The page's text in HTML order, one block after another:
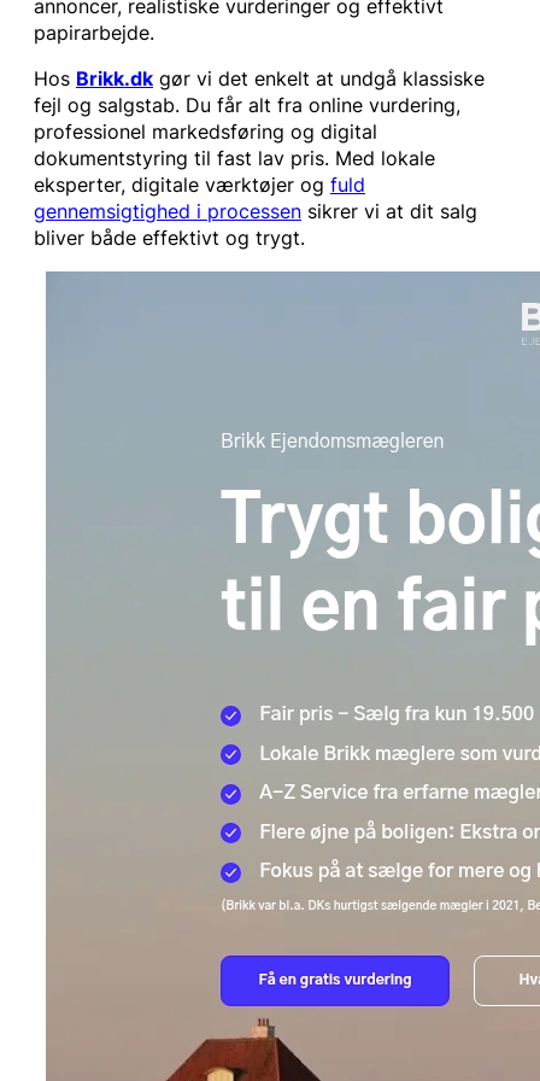
annoncer, realistiske vurderinger og effektivt
papirarbejde.
Hos Brikk.dk gør vi det enkelt at undgå klassiske
fejl og salgstab. Du får alt fra online vurdering,
professionel markedsføring og digital
dokumentstyring til fast lav pris. Med lokale
eksperter, digitale værktøjer og fuld
gennemsigtighed i processen sikrer vi at dit salg
bliver både effektivt og trygt.